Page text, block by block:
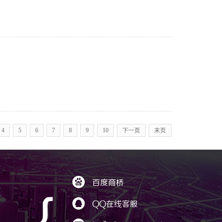
4 5 6 7 8 9 10 下一页 末页
 百度商桥
 QQ在线客服